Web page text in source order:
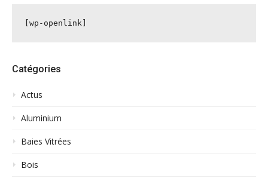
[wp-openlink]
Catégories
Actus
Aluminium
Baies Vitrées
Bois